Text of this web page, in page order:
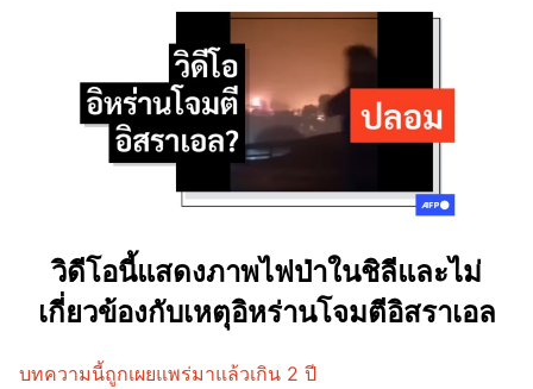
วิดีโอนี้แสดงภาพไฟป่าในชิลีและไม่
เกี่ยวข้องกับเหตุอิหร่านโจมตีอิสราเอล
บทความนี้ถูกเผยแพร่มาแล้วเกิน 2 ปี